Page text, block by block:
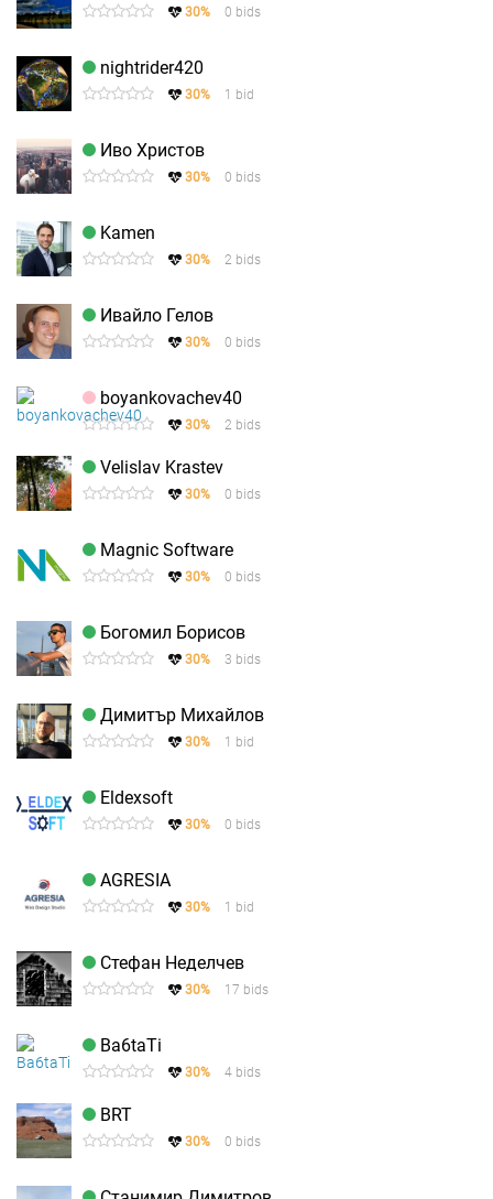
30% 0 bids
nightrider420
30% 1 bid
Иво Христов
30% 0 bids
Kamen
30% 2 bids
Ивайло Гелов
30% 0 bids
boyankovachev40
30% 2 bids
Velislav Krastev
30% 0 bids
Magnic Software
30% 0 bids
Богомил Борисов
30% 3 bids
Димитър Михайлов
30% 1 bid
Eldexsoft
30% 0 bids
AGRESIA
30% 1 bid
Стефан Неделчев
30% 17 bids
Ba6taTi
30% 4 bids
BRT
30% 0 bids